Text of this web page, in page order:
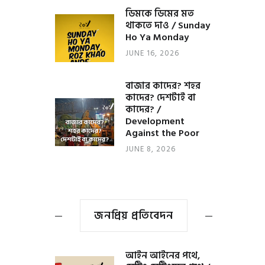
ডিমকে ডিমের মত
থাকতে দাও / Sunday
Ho Ya Monday
JUNE 16, 2026
বাজার কাদের? শহর
কাদের? দেশটাই বা
কাদের? /
Development
Against the Poor
JUNE 8, 2026
জনপ্রিয় প্রতিবেদন
আইন আইনের পথে,